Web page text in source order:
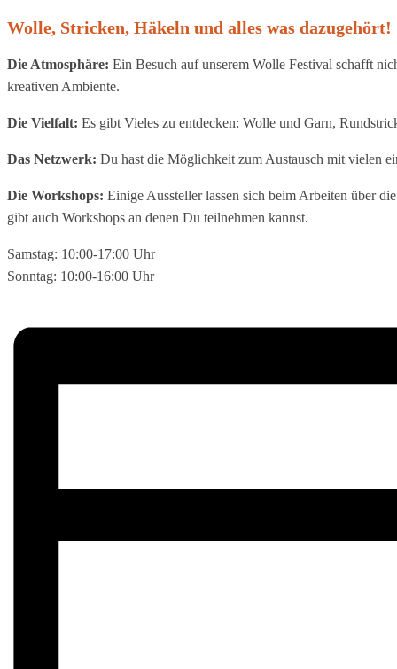
Wolle, Stricken, Häkeln und alles was dazugehört!
Die Atmosphäre: Ein Besuch auf unserem Wolle Festival schafft
kreativen Ambiente.
Die Vielfalt: Es gibt Vieles zu entdecken: Wolle und Garn,
Das Netzwerk: Du hast die Möglichkeit zum Austausch mit vielen
Die Workshops: Einige Aussteller lassen sich beim Arbeiten über
gibt auch Workshops an denen Du teilnehmen kannst.
Samstag: 10:00-17:00 Uhr
Sonntag: 10:00-16:00 Uhr